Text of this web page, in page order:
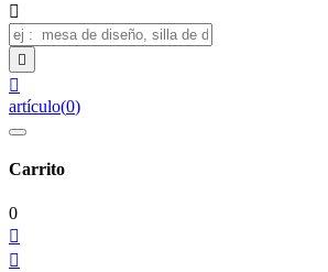



artículo(0)
Carrito
0

